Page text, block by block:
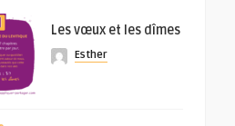
Les vœux et les dîmes
Esther